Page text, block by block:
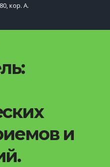
кор. А.
и